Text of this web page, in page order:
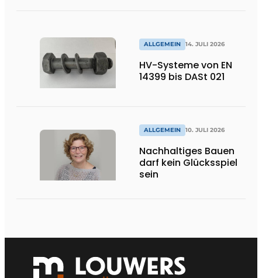
ALLGEMEIN 14. JULI 2026
HV-Systeme von EN
14399 bis DASt 021
ALLGEMEIN 10. JULI 2026
Nachhaltiges Bauen
darf kein Glücksspiel
sein